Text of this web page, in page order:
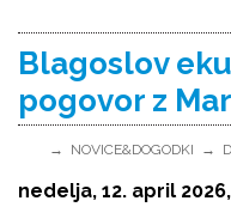
Blagoslov
pogovor z
NOVICE&DOGODKI
nedelja, 12. april